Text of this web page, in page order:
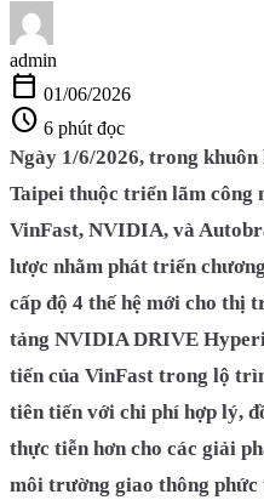
admin
calendar_today 01/06/2026
schedule 6 phút đọc
Ngày 1/6/2026, trong
Taipei thuộc triển lãm công
VinFast, NVIDIA, và
lược nhằm phát triển
cấp độ 4 thế hệ mới cho thị
tảng NVIDIA DRIVE
tiến của VinFast trong lộ
tiên tiến với chi phí hợp lý,
thực tiễn hơn cho các giải
môi trường giao thông